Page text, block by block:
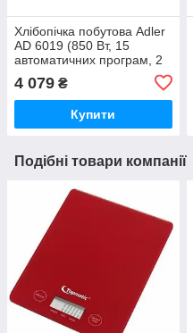
Хлібопічка побутова Adler
AD 6019 (850 Вт, 15
автоматичних програм, 2
4 079 ₴
Купити
Подібні товари компанії